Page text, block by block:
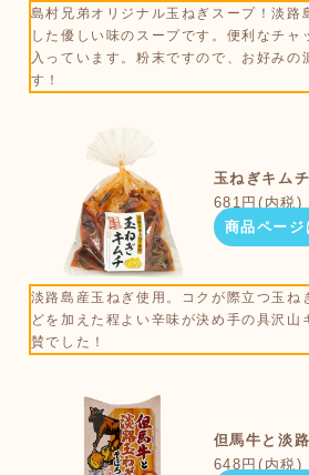
島村兄弟オリジナル玉ねぎスープ！淡路
した優しい味のスープです。便利なチャ
入っています。粉末ですので、お好みの
す！
玉ねぎキムチ
681円(内税)
商品ページ
淡路島産玉ねぎ使用。コクが際立つ玉ね
どを加えた程よい辛味が決め手の具沢山
賛でした！
但馬牛と淡
648円(内税)